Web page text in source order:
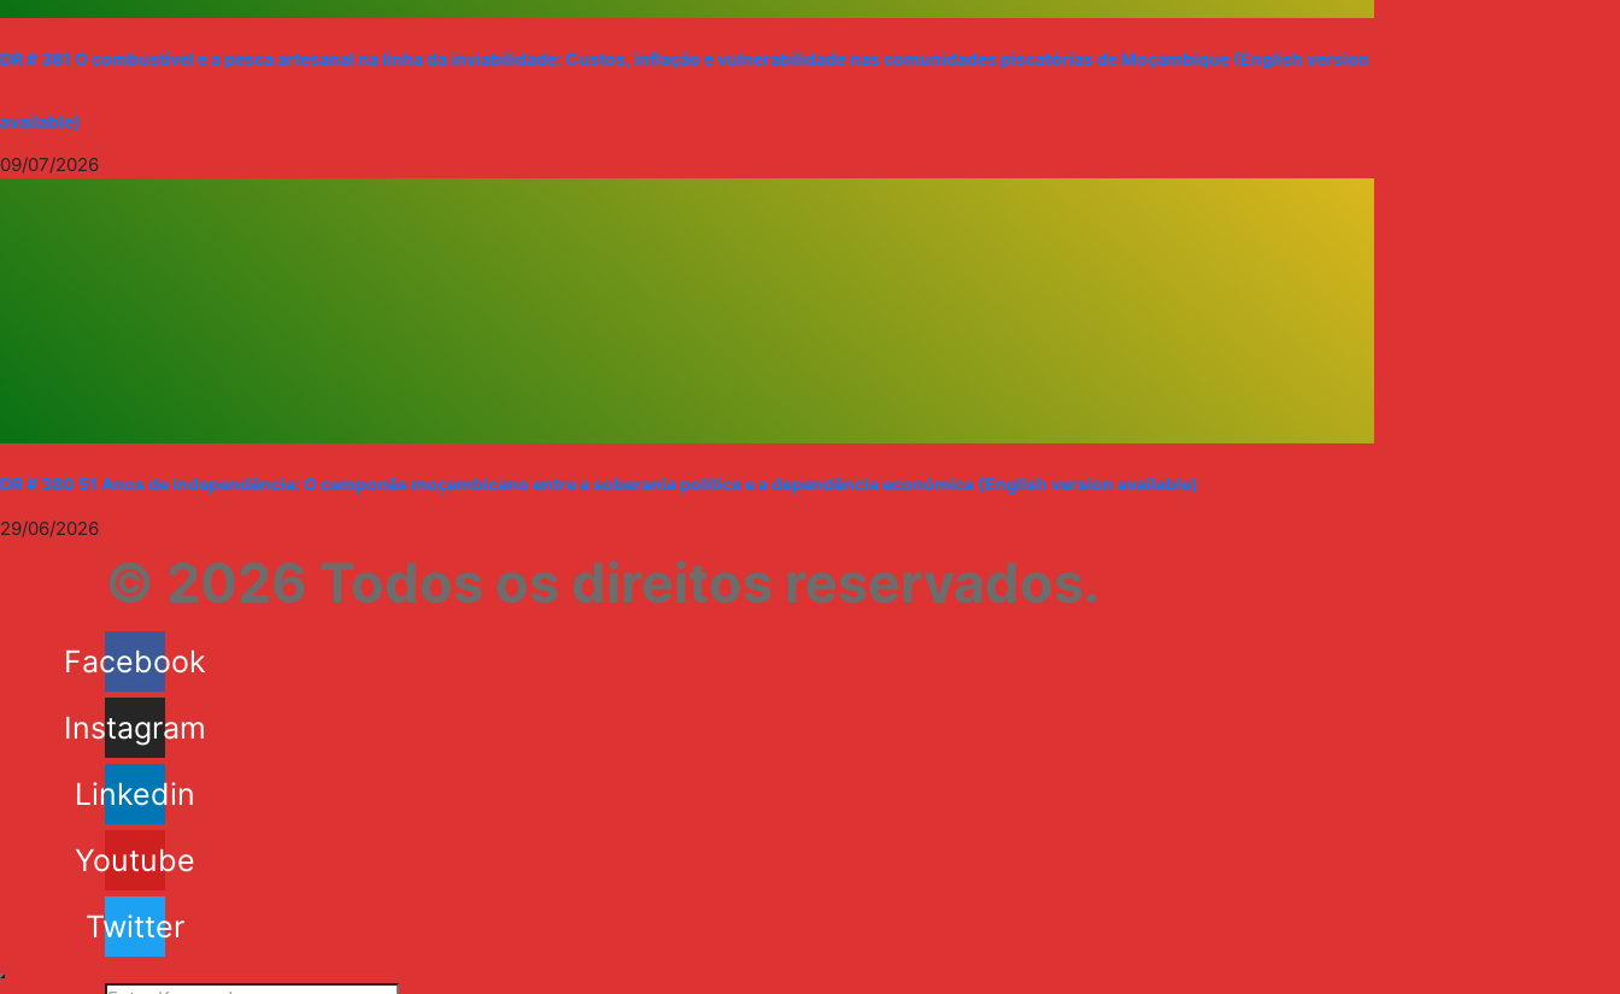
DR # 381 O combustível e a pesca artesanal na linha da inviabilidade: Custos, inflação e vulnerabilidade nas comunidades piscatórias de Moçambique (English version
available)
09/07/2026
DR # 380 51 Anos de independência: O camponês moçambicano entre a soberania política e a dependência económica (English version available)
29/06/2026
© 2026 Todos os direitos reservados.
Facebook
Instagram
Linkedin
Youtube
Twitter